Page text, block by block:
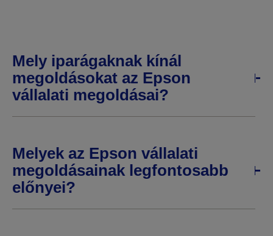
Mely iparágaknak kínál
megoldásokat az Epson
vállalati megoldásai?
Melyek az Epson vállalati
megoldásainak legfontosabb
előnyei?